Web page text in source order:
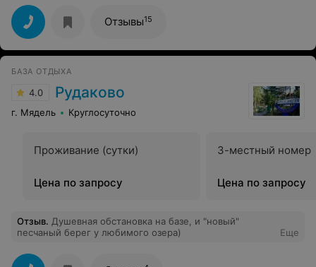
попробовали свежий хлеб с травяным чаем. Побывали
на конюшне, угостили лошадей сахаром. Время
пролетело незаметно и нам даже его не хватило!
Впечатления остались только положительные, нам все
понравилось! Однозначно рекомендую к посещению.
Отзывы15
БАЗА ОТДЫХА
4.0 Рудаково
г. Мядель Круглосуточно
Проживание (сутки)
Цена по запросу
3-местный номер
Цена по запросу
Отзыв. Душевная обстановка на базе, и "новый"
песчаный берег у любимого озера)
Еще